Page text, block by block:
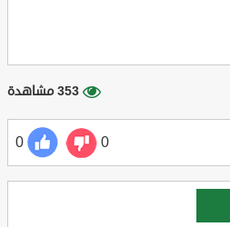
353 مشاهدة
0
0